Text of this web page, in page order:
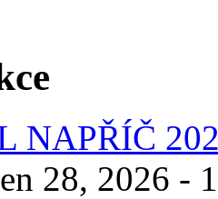
NAPŘÍČ
28, 2026 -